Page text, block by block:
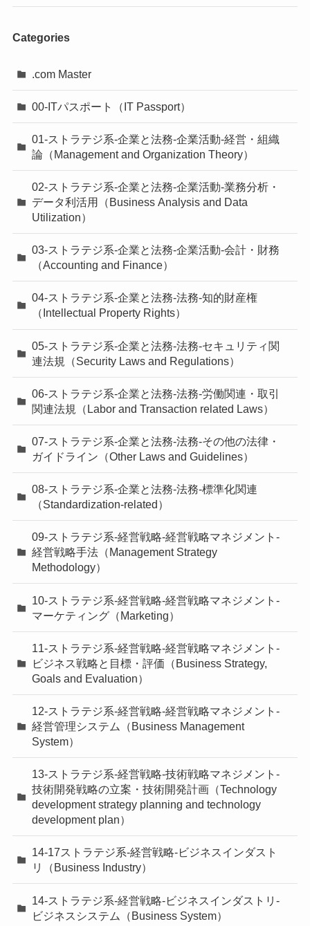
Categories
.com Master
00-ITパスポート（IT Passport）
01-ストラテジ系-企業と法務-企業活動-経営・組織
論（Management and Organization Theory）
02-ストラテジ系-企業と法務-企業活動-業務分析・
データ利活用（Business Analysis and Data
Utilization）
03-ストラテジ系-企業と法務-企業活動-会計・財務
（Accounting and Finance）
04-ストラテジ系-企業と法務-法務-知的財産権
（Intellectual Property Rights）
05-ストラテジ系-企業と法務-法務-セキュリティ関
連法規（Security Laws and Regulations）
06-ストラテジ系-企業と法務-法務-労働関連・取引
関連法規（Labor and Transaction related Laws）
07-ストラテジ系-企業と法務-法務-その他の法律・
ガイドライン（Other Laws and Guidelines）
08-ストラテジ系-企業と法務-法務-標準化関連
（Standardization-related）
09-ストラテジ系-経営戦略-経営戦略マネジメント-
経営戦略手法（Management Strategy
Methodology）
10-ストラテジ系-経営戦略-経営戦略マネジメント-
マーケティング（Marketing）
11-ストラテジ系-経営戦略-経営戦略マネジメント-
ビジネス戦略と目標・評価（Business Strategy,
Goals and Evaluation）
12-ストラテジ系-経営戦略-経営戦略マネジメント-
経営管理システム（Business Management
System）
13-ストラテジ系-経営戦略-技術戦略マネジメント-
技術開発戦略の立案・技術開発計画（Technology
development strategy planning and technology
development plan）
14-17ストラテジ系-経営戦略-ビジネスインダスト
リ（Business Industry）
14-ストラテジ系-経営戦略-ビジネスインダストリ-
ビジネスシステム（Business System）